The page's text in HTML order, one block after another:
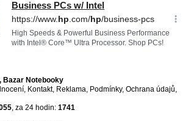
Bazar Notebooky
, Kontakt, Reklama, Podmínky, Ochrana údajů,
, za 24 hodin: 1741